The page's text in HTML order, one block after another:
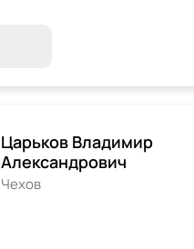
Царьков Владимир
Александрович
Чехов